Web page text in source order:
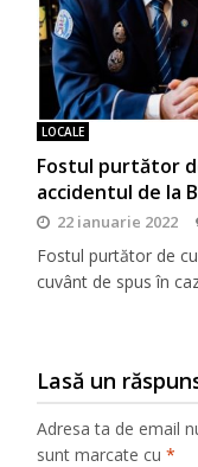
LOCALE
Fostul purtător
accidentul de la
22 ianuarie 2022
Fostul purtător de
cuvânt de spus în
Lasă un
Adresa ta de email
sunt marcate cu*